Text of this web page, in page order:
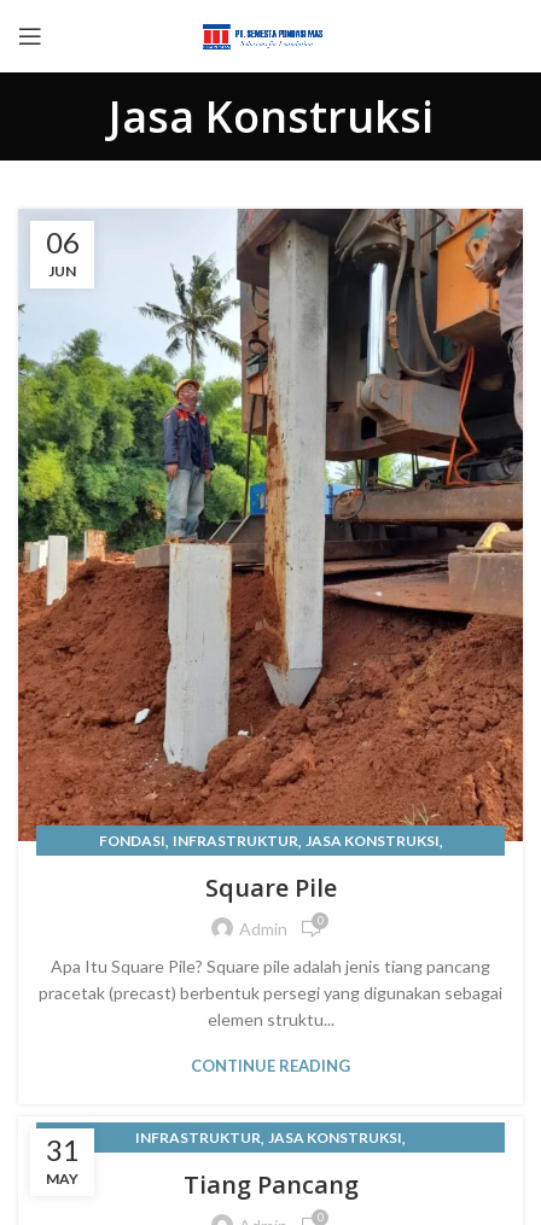
Jasa Konstruksi
06
JUN
FONDASI, INFRASTRUKTUR, JASA KONSTRUKSI,
JASA PEMANCANGAN TIANG PANCANG BETON - PT. SEMESTA
PONDASI MAS
,JASA TIANG PANCANG,
JUAL SPUN PILE ATAU TIANG PANCANG BULAT JABODETABEK,
PONDASI & KONSTRUKSI
Square Pile
Admin 0
Apa Itu Square Pile? Square pile adalah jenis tiang pancang
pracetak (precast) berbentuk persegi yang digunakan sebagai
elemen struktu...
CONTINUE READING
31
MAY
INFRASTRUKTUR, JASA KONSTRUKSI,
JABODETABEK
Tiang Pancang
0